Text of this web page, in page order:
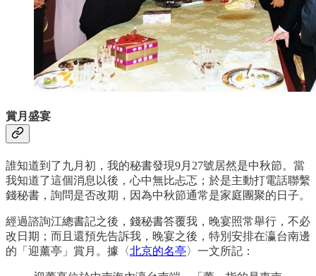
賞月盛宴
誰知道到了九月初，我的秘書發現9月27號居然是中秋節。當
我知道了這個消息以後，心中無比忐忑；於是主動打電話聯繫
錢秘書，詢問是否改期，因為中秋節通常是家庭團聚的日子。
經過諮詢江總書記之後，錢秘書答覆我，晚宴照常舉行，不必
改日期；而且還預先告訴我，晚宴之後，特別安排在瀛台南邊
的「迎薰亭」賞月。據〈北京的名亭〉一文所記：